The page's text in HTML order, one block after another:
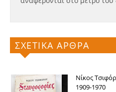
ΣΧΕΤΙΚΑ ΑΡΘΡΑ
Νίκος
1909-1970